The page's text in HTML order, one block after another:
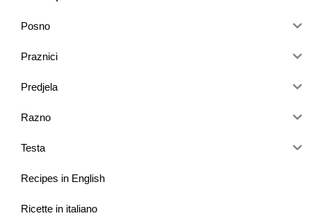
Posno
Praznici
Predjela
Razno
Testa
Recipes in English
Ricette in italiano